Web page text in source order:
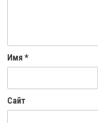
Имя *
Сайт